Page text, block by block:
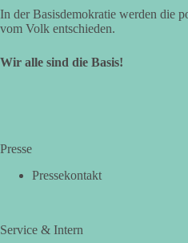
In der Basisdemokratie werden die
vom Volk entschieden.
Wir alle sind die Basis!
Presse
Pressekontakt
Service & Intern